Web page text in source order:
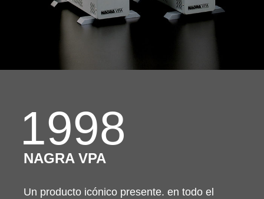
1998
NAGRA VPA
Un producto icónico presente. en todo el